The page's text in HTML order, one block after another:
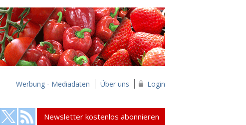
Werbung - Mediadaten Über uns Login
Newsletter kostenlos abonnieren